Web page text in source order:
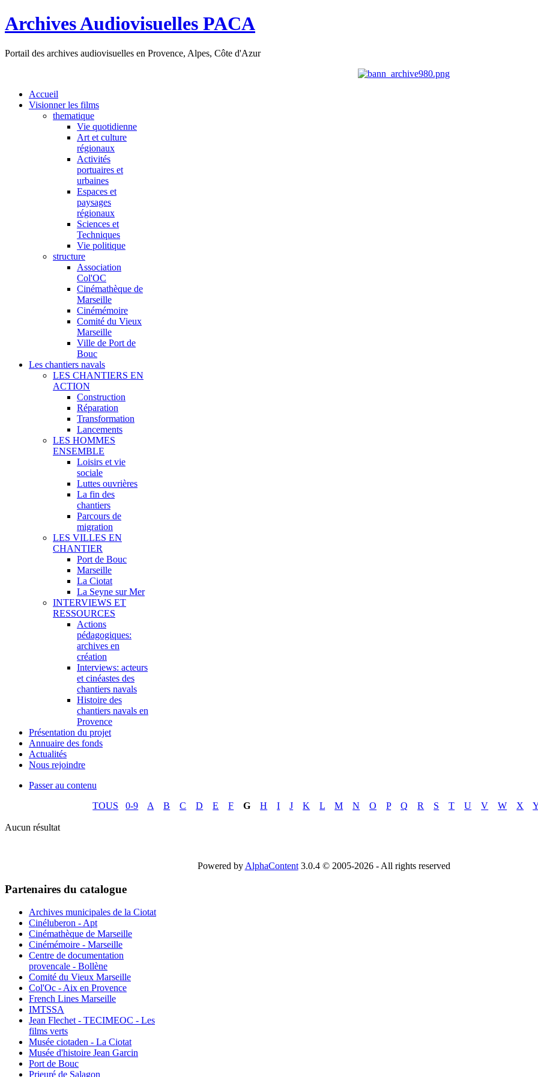
Archives Audiovisuelles PACA
Portail des archives audiovisuelles en Provence, Alpes, Côte d'Azur
Accueil
Visionner les films
thematique
Vie quotidienne
Art et culture
régionaux
Activités
portuaires et
urbaines
Espaces et
paysages
régionaux
Sciences et
Techniques
Vie politique
structure
Association
Col'OC
Cinémathèque de
Marseille
Cinémémoire
Comité du Vieux
Marseille
Ville de Port de
Bouc
Les chantiers navals
LES CHANTIERS EN
ACTION
Construction
Réparation
Transformation
Lancements
LES HOMMES
ENSEMBLE
Loisirs et vie
sociale
Luttes ouvrières
La fin des
chantiers
Parcours de
migration
LES VILLES EN
CHANTIER
Port de Bouc
Marseille
La Ciotat
La Seyne sur Mer
INTERVIEWS ET
RESSOURCES
Actions
pédagogiques:
archives en
création
Interviews: acteurs
et cinéastes des
chantiers navals
Histoire des
chantiers navals en
Provence
Présentation du projet
Annuaire des fonds
Actualités
Nous rejoindre
Passer au contenu
TOUS
0-9 A B C D E F G H I J K L M N O P Q R S T U V W X
Aucun résultat
Powered by AlphaContent3.0.4 © 2005-2026 - All rights reserved
Partenaires du catalogue
Archives municipales de la Ciotat
Cinéluberon - Apt
Cinémathèque de Marseille
Cinémémoire - Marseille
Centre de documentation
provencale - Bollène
Comité du Vieux Marseille
Col'Oc - Aix en Provence
French Lines Marseille
IMTSSA
Jean Flechet - TECIMEOC - Les
films verts
Musée ciotaden - La Ciotat
Musée d'histoire Jean Garcin
Port de Bouc
Prieuré de Salagon